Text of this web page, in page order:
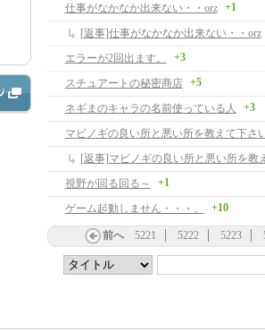
仕事がなかなか出来ない・・orz +1
[返事]仕事がなかなか出来ない・・orz
エラーが2回出ます。
+3
スチュアートの秘密商店 +5
ネギまのキャラの名前使っている人 +3
マビノギの良い所と悪い所を教えて下さ
[返事]マビノギの良い所と悪い所を教
視野が回る回る～
+1
ゲーム起動しません・・・。 +10
前へ 5221 5222 5223